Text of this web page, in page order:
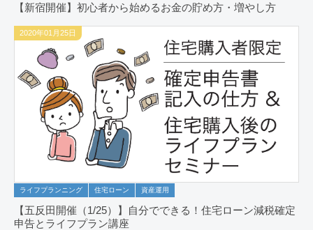
【新宿開催】初心者から始めるお金の貯め方・増やし方
2020年01月25日
ライフプランニング 住宅ローン 資産運用
【五反田開催（1/25）】自分でできる！住宅ローン減税確定
申告とライフプラン講座